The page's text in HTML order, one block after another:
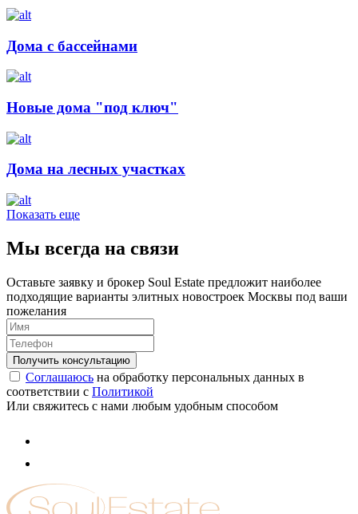
Дома с бассейнами
Новые дома "под ключ"
Дома на лесных участках
Показать еще
Мы всегда на связи
Оставьте заявку и брокер Soul Estate предложит наиболее
подходящие варианты элитных новостроек Москвы под ваши
пожелания
Соглашаюсь на обработку персональных данных в
соответствии с Политикой
Или свяжитесь с нами любым удобным способом